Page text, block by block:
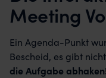
Meeting
Ein Agenda-Punkt
Bescheid, es gibt
die Aufgabe